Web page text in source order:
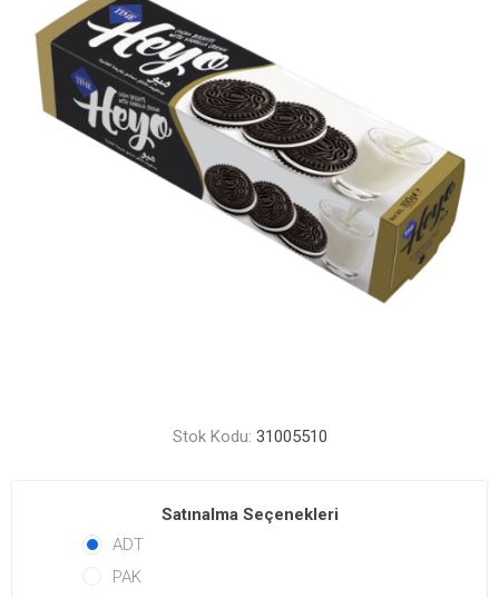
Stok Kodu: 31005510
Satınalma Seçenekleri
ADT
PAK